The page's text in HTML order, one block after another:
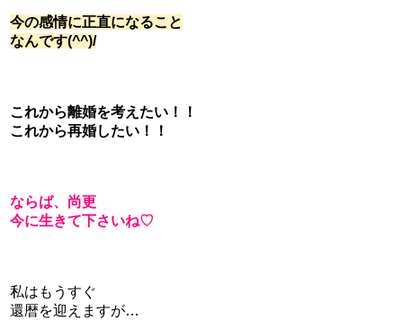
今の感情に正直になること
なんです(^^)/
これから離婚を考えたい！！
これから再婚したい！！
ならば、尚更
今に生きて下さいね♡
私はもうすぐ
還暦を迎えますが…